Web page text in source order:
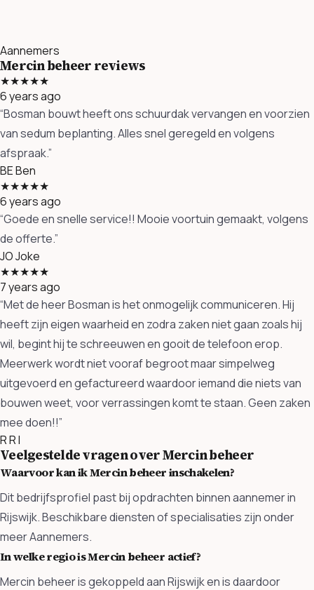
Aannemers
Mercin beheer reviews
★★★★★
6 years ago
“Bosman bouwt heeft ons schuurdak vervangen en voorzien
van sedum beplanting. Alles snel geregeld en volgens
afspraak.”
BEBen
★★★★★
6 years ago
“Goede en snelle service!! Mooie voortuin gemaakt, volgens
de offerte.”
JOJoke
★★★★★
7 years ago
“Met de heer Bosman is het onmogelijk communiceren. Hij
heeft zijn eigen waarheid en zodra zaken niet gaan zoals hij
wil, begint hij te schreeuwen en gooit de telefoon erop.
Meerwerk wordt niet vooraf begroot maar simpelweg
uitgevoerd en gefactureerd waardoor iemand die niets van
bouwen weet, voor verrassingen komt te staan. Geen zaken
mee doen!!”
RR I
Veelgestelde vragen over Mercin beheer
Waarvoor kan ik Mercin beheer inschakelen?
Dit bedrijfsprofiel past bij opdrachten binnen aannemer in
Rijswijk. Beschikbare diensten of specialisaties zijn onder
meer Aannemers.
In welke regio is Mercin beheer actief?
Mercin beheer is gekoppeld aan Rijswijk en is daardoor